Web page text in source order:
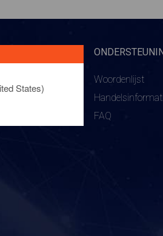
Woordenlijst
FAQ
States)